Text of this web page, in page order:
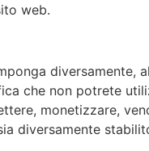
web.
che non potrete
monetizzare,
diversamente